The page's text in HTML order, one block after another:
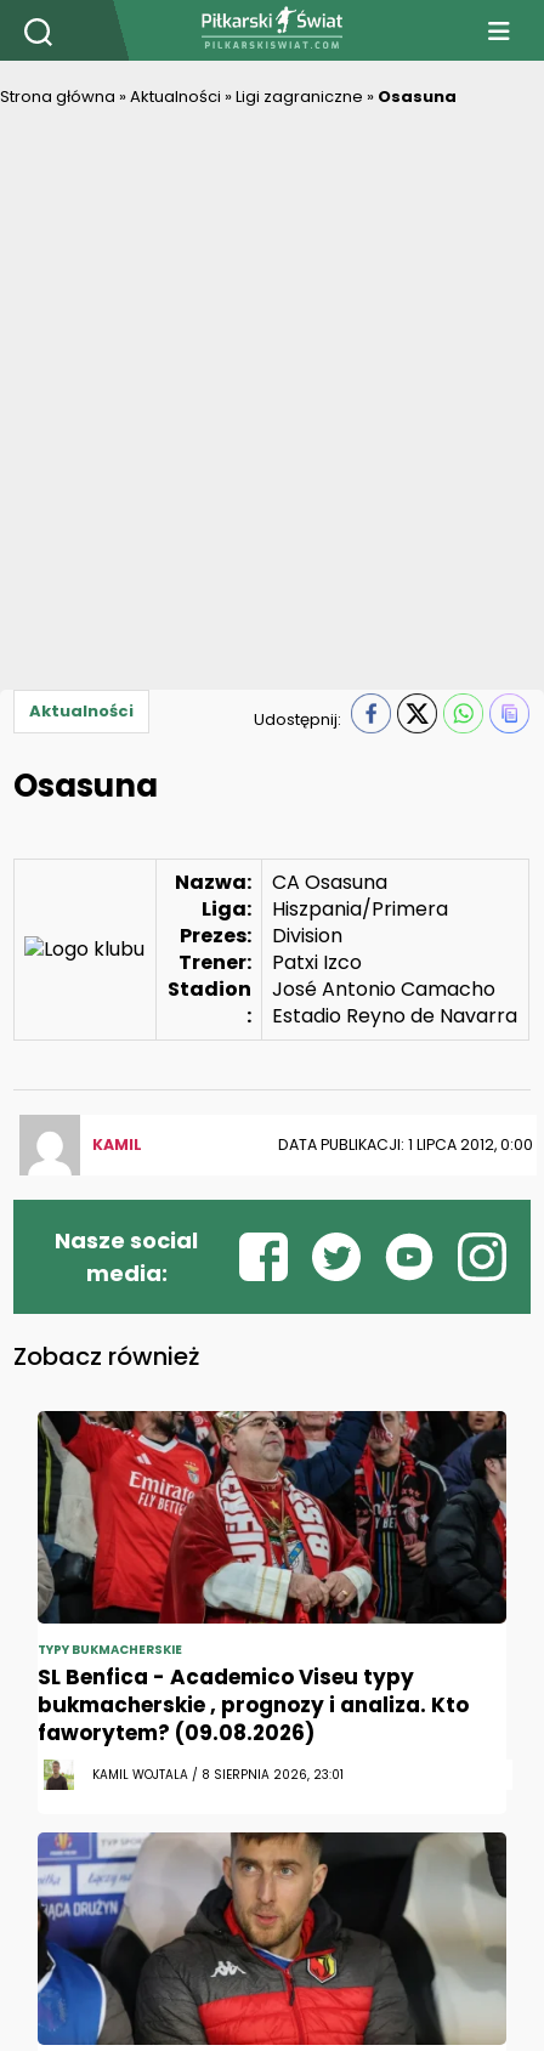
PiłkarskiSwiat.com
Strona główna »Aktualności »Ligi zagraniczne » Osasuna
Aktualności Udostępnij:
Osasuna
Nazwa:
Liga:
Prezes:
Trener:
Stadion
:
CA Osasuna
Hiszpania/Primera
Division
Patxi Izco
José Antonio Camacho
Estadio Reyno de Navarra
KAMIL DATA PUBLIKACJI: 1 LIPCA 2012, 0:00
Nasze social
media:
Zobacz również
TYPY BUKMACHERSKIE
SL Benfica - Academico Viseu typy
bukmacherskie , prognozy i analiza. Kto
faworytem? (09.08.2026)
KAMIL WOJTALA / 8 SIERPNIA 2026, 23:01